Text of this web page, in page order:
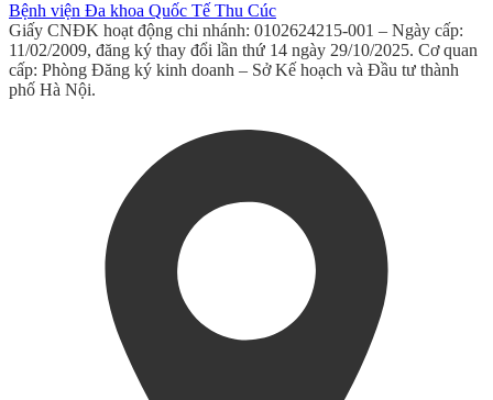
Bệnh viện Đa khoa Quốc Tế Thu Cúc
Giấy CNĐK hoạt động chi nhánh: 0102624215-001 – Ngày cấp:
11/02/2009, đăng ký thay đổi lần thứ 14 ngày 29/10/2025. Cơ quan
cấp: Phòng Đăng ký kinh doanh – Sở Kế hoạch và Đầu tư thành
phố Hà Nội.